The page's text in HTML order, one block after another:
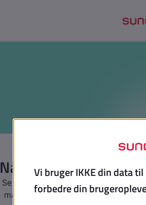
Når piller begynder
Se denne video, hvis du vil forstå,
man selv havde tænkt. Du hører